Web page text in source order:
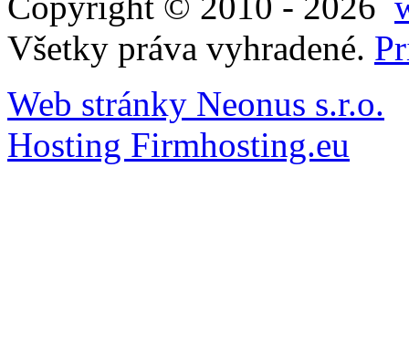
Všetky práva vyhradené.
Web stránky Neonus s.r.o.
Hosting Firmhosting.eu